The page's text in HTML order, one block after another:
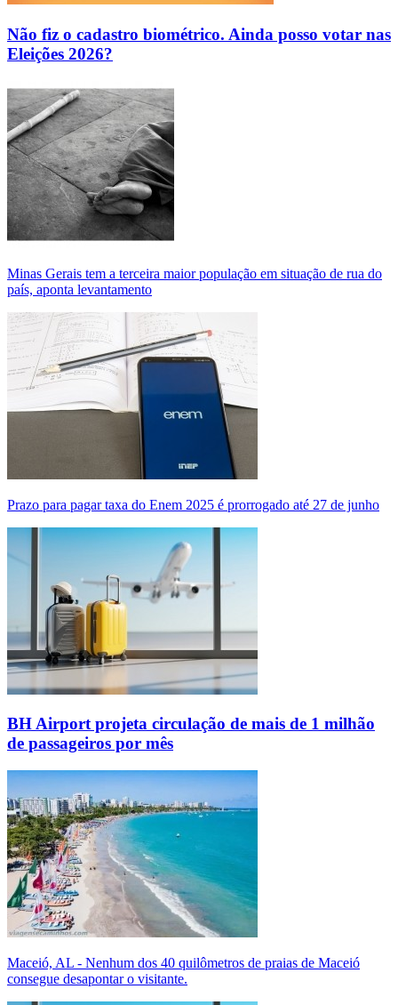
Não fiz o cadastro biométrico. Ainda posso votar nas
Eleições 2026?
Minas Gerais tem a terceira maior população em situação de rua do
país, aponta levantamento
Prazo para pagar taxa do Enem 2025 é prorrogado até 27 de junho
BH Airport projeta circulação de mais de 1 milhão
de passageiros por mês
Maceió, AL - Nenhum dos 40 quilômetros de praias de Maceió
consegue desapontar o visitante.